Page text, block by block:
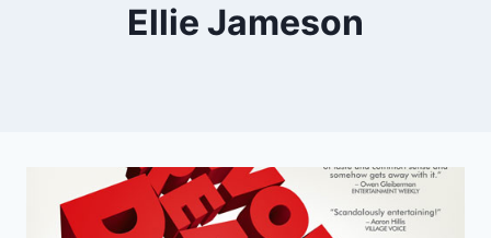
Ellie Jameson